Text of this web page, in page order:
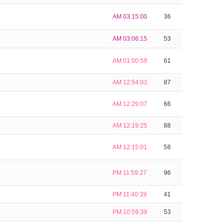
AM 03:15:00 36
AM 03:06:15 53
AM 01:00:59 61
AM 12:54:03 87
AM 12:29:07 66
AM 12:19:25 88
AM 12:15:01 58
PM 11:59:27 96
PM 11:40:39 41
PM 10:59:39 53